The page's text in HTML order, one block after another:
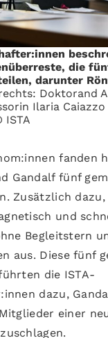
die
darunter
Doktorand
Ilaria
ISTA
fanden
Gandalf fünf
Zusätzlich
und
Begleitstern
aus. Diese fünf
die ISTA-
dazu,
einer